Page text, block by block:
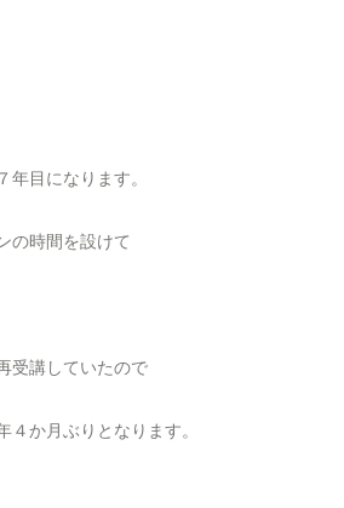
年目になります。
の時間を設けて
受講していたので
４か月ぶりとなります。